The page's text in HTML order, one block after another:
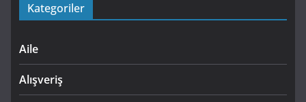
Kategoriler
Aile
Alışveriş